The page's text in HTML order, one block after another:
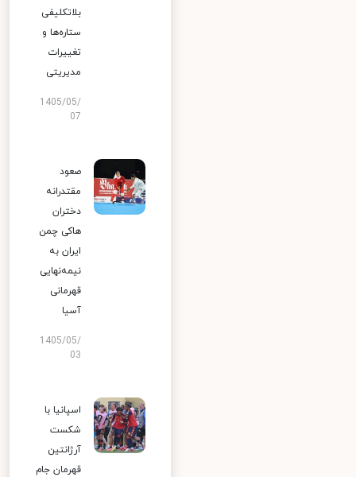
بلاتکلیفی
ستاره‌ها و
تغییرات
مدیریتی
1405/05/
07
صعود
مقتدرانه
دختران
هاکی چمن
ایران به
نیمه‌نهایی
قهرمانی
آسیا
1405/05/
03
اسپانیا با
شکست
آرژانتین
قهرمان جام